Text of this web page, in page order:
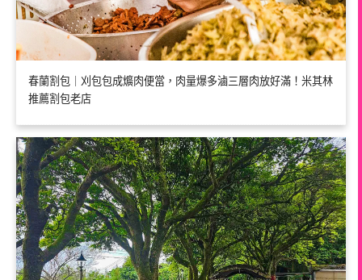
春蘭割包｜刈包包成爌肉便當，肉量爆多滷三層肉放好滿！米其林
推薦割包老店